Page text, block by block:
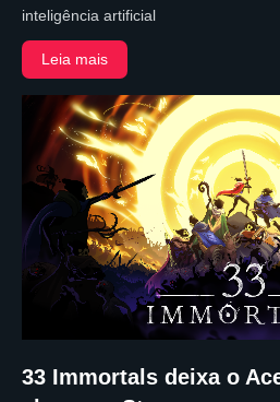
inteligência artificial
Leia mais
33 Immortals deixa o